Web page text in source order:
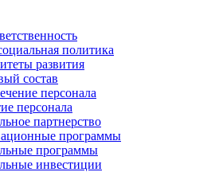
политика
развития
состав
персонала
персонала
партнерство
программы
программы
инвестиции